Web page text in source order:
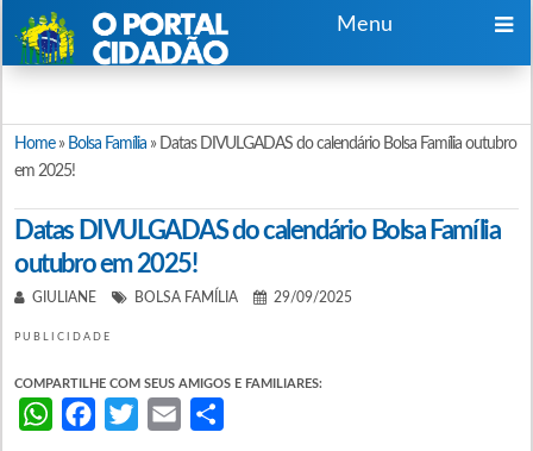
Menu
Home» Bolsa Família» Datas DIVULGADAS do calendário Bolsa Família outubro
em 2025!
Datas DIVULGADAS do calendário Bolsa Família
outubro em 2025!
GIULIANE BOLSA FAMÍLIA 29/09/2025
PUBLICIDADE
COMPARTILHE COM SEUS AMIGOS E FAMILIARES:
WhatsAppFacebookTwitterEmail